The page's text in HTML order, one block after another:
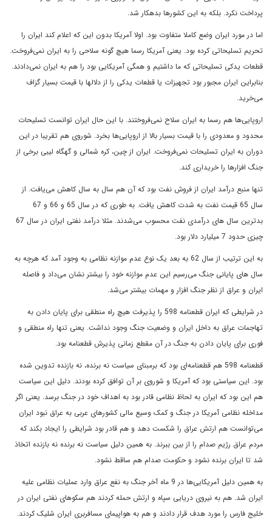
پرداخت نکرد. بلکه به این کشورها بدهکار شد.
اما در مورد ایران وضع کاملا متفاوت بود. اولا آمریکا بدون این که اعلام کند ایران را
تحریم تسلیحاتی کرده بود. یعنی آمریکا رسما هیچ گونه سلاحی را به ایران نمی‌فروخت.
قطعات یدکی تسلیحاتی که ما داشتیم و همگی آمریکایی بود را هم به ایران نمی‌دادند.
بنابراین ایران مجبور بود تجهیزات یا قطعات یدکی را از دلالها با قیمت بسیار گزاف
می‌خرید.
اروپایی‌ها هم رسما به ایران سلاح نمی‌فروختند. با این حال ایران توانست تسلیحات
محدود و معدودی را با قیمت بسیار بالا از اروپایی‌ها بخرد. شوروی هم تقریبا در این
دوران به ایران تسلیحات نمی‌فروخت. ایران از چین، کره شمالی و گهگاه لیبی برخی از
جنگ افزارها را خریداری کند.
تنها منبع درآمد ایران از فروش نفت بود که آن هم سال به سال کاهش می‌یافت. از
سال 65 قیمت نفت به شدت کاهش یافت. به طوری که در سال 65 و 66 و 67
بدترین سال های درآمدی نفت محسوب می‌شدند. مثلا درآمد نفتی ایران در سال 67
چیزی حدود 7 میلیارد دلار بود.
به این ترتیب از سال 62 به بعد یک نوع عدم موازنه نظامی ‌به وجود آمد که هرچه به
سال های پایانی جنگ می‌رسیم این عدم موازنه خود را بیشتر نشان می‌داد و فاصله
ایران و عراق از نظر جنگ افزار و مهمات بیشتر می‌شد.
در شرایطی که ایران قطعنامه 598 را پذیرفت هیچ راه منطقی برای پایان دادن به
تهاجمات عراق به داخل ایران و وضعیت جنگ وجود نداشت. یعنی تنها راه منطقی و
فوری برای پایان دادن به جنگ در آن مقطع زمانی پذیرش قطعنامه بود.
قطعنامه 598 هم قطعنامه‌ای بود که برمبنای سیاست نه برنده، نه بازنده تدوین شده
بود. این سیاستی بود که آمریکا و شوروی بر آن توافق کرده بودند. دلیل این سیاست
هم این بود که ایران به لحاظ نظامی‌ قادر بود به اهداف خود در جنگ برسد. یعنی اگر
مداخله نظامی ‌آمریکا در جنگ و کمک وسیع مالی کشورهای عربی به عراق نبود ایران
می‌توانست هم ارتش عراق را شکست دهد و هم قادر بود شرایطی را ایجاد بکند که
مردم عراق رژیم صدام را از بین ببرند. به همین دلیل سیاست نه برنده نه بازنده اتخاذ
شد تا ایران برنده نشود و حکومت صدام هم ساقط نشود.
به همین دلیل آمریکایی‌ها در 9 ماه آخر جنگ به نفع عراق وارد عملیات نظامی ‌علیه
ایران شد. هم به نیروی دریایی سپاه و ارتش حمله کردند هم سکوهای نفتی ایران در
خلیج فارس را مورد هدف قرار دادند و هم به هواپیمای مسافربری ایران شلیک کردند.